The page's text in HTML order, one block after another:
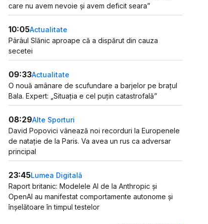
care nu avem nevoie și avem deficit seara”
10:05Actualitate
Pârâul Slănic aproape că a dispărut din cauza
secetei
09:33Actualitate
O nouă amânare de scufundare a barjelor pe brațul
Bala. Expert: „Situația e cel puțin catastrofală”
08:29Alte Sporturi
David Popovici vânează noi recorduri la Europenele
de natație de la Paris. Va avea un rus ca adversar
principal
23:45Lumea Digitală
Raport britanic: Modelele AI de la Anthropic și
OpenAI au manifestat comportamente autonome și
înșelătoare în timpul testelor